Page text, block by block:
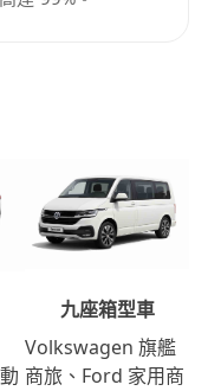
九座箱型車
Volkswagen 旗艦
商旅、Ford 家用商